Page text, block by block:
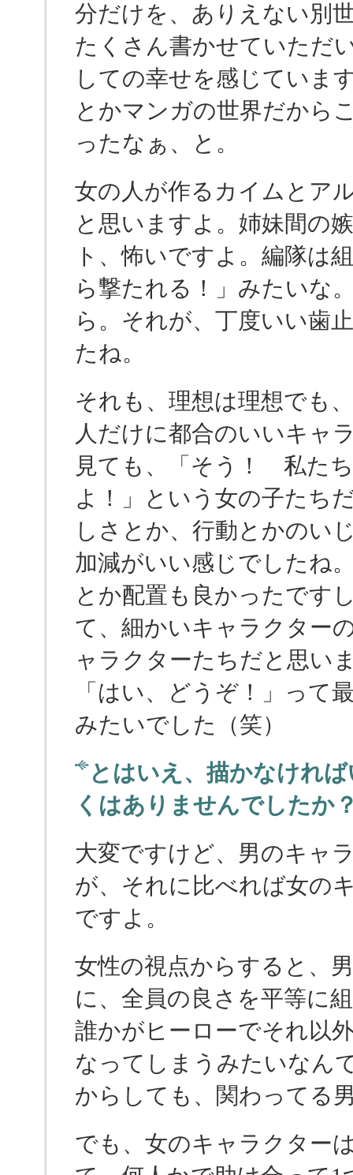
分だけを、ありえない別
たくさん書かせていただ
しての幸せを感じていま
とかマンガの世界だから
ったなぁ、と。
女の人が作るカイムとア
と思いますよ。姉妹間の
ト、怖いですよ。編隊は
ら撃たれる！」みたいな
ら。それが、丁度いい歯
たね。
それも、理想は理想でも
人だけに都合のいいキャ
見ても、「そう！ 私た
よ！」という女の子たち
しさとか、行動とかのい
加減がいい感じでしたね
とか配置も良かったです
て、細かいキャラクター
ャラクターたちだと思い
「はい、どうぞ！」って
みたいでした（笑）
とはいえ、描かなけれ
くはありませんでしたか
大変ですけど、男のキャ
が、それに比べれば女の
ですよ。
女性の視点からすると、
に、全員の良さを平等に
誰かがヒーローでそれ以
なってしまうみたいなん
からしても、関わってる
でも、女のキャラクター